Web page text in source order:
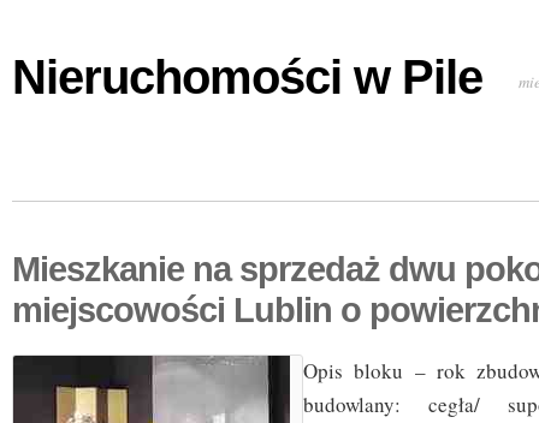
Nieruchomości w Pile
Mieszkanie na sprzedaż dwu
miejscowości Lublin o
Opis bloku – rok
budowlany: cegła/